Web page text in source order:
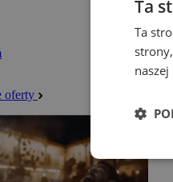
oferty
Ta
Ta